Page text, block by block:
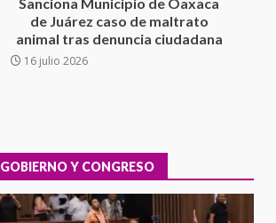
California; FGR lo investiga por
presuntos delitos de
delincuencia organizada y
contrabando
Xanica: Jesús Romero
7 agosto 2026
Exhorta Poder Legislativo al
GOBIERNO Y CONGRESO